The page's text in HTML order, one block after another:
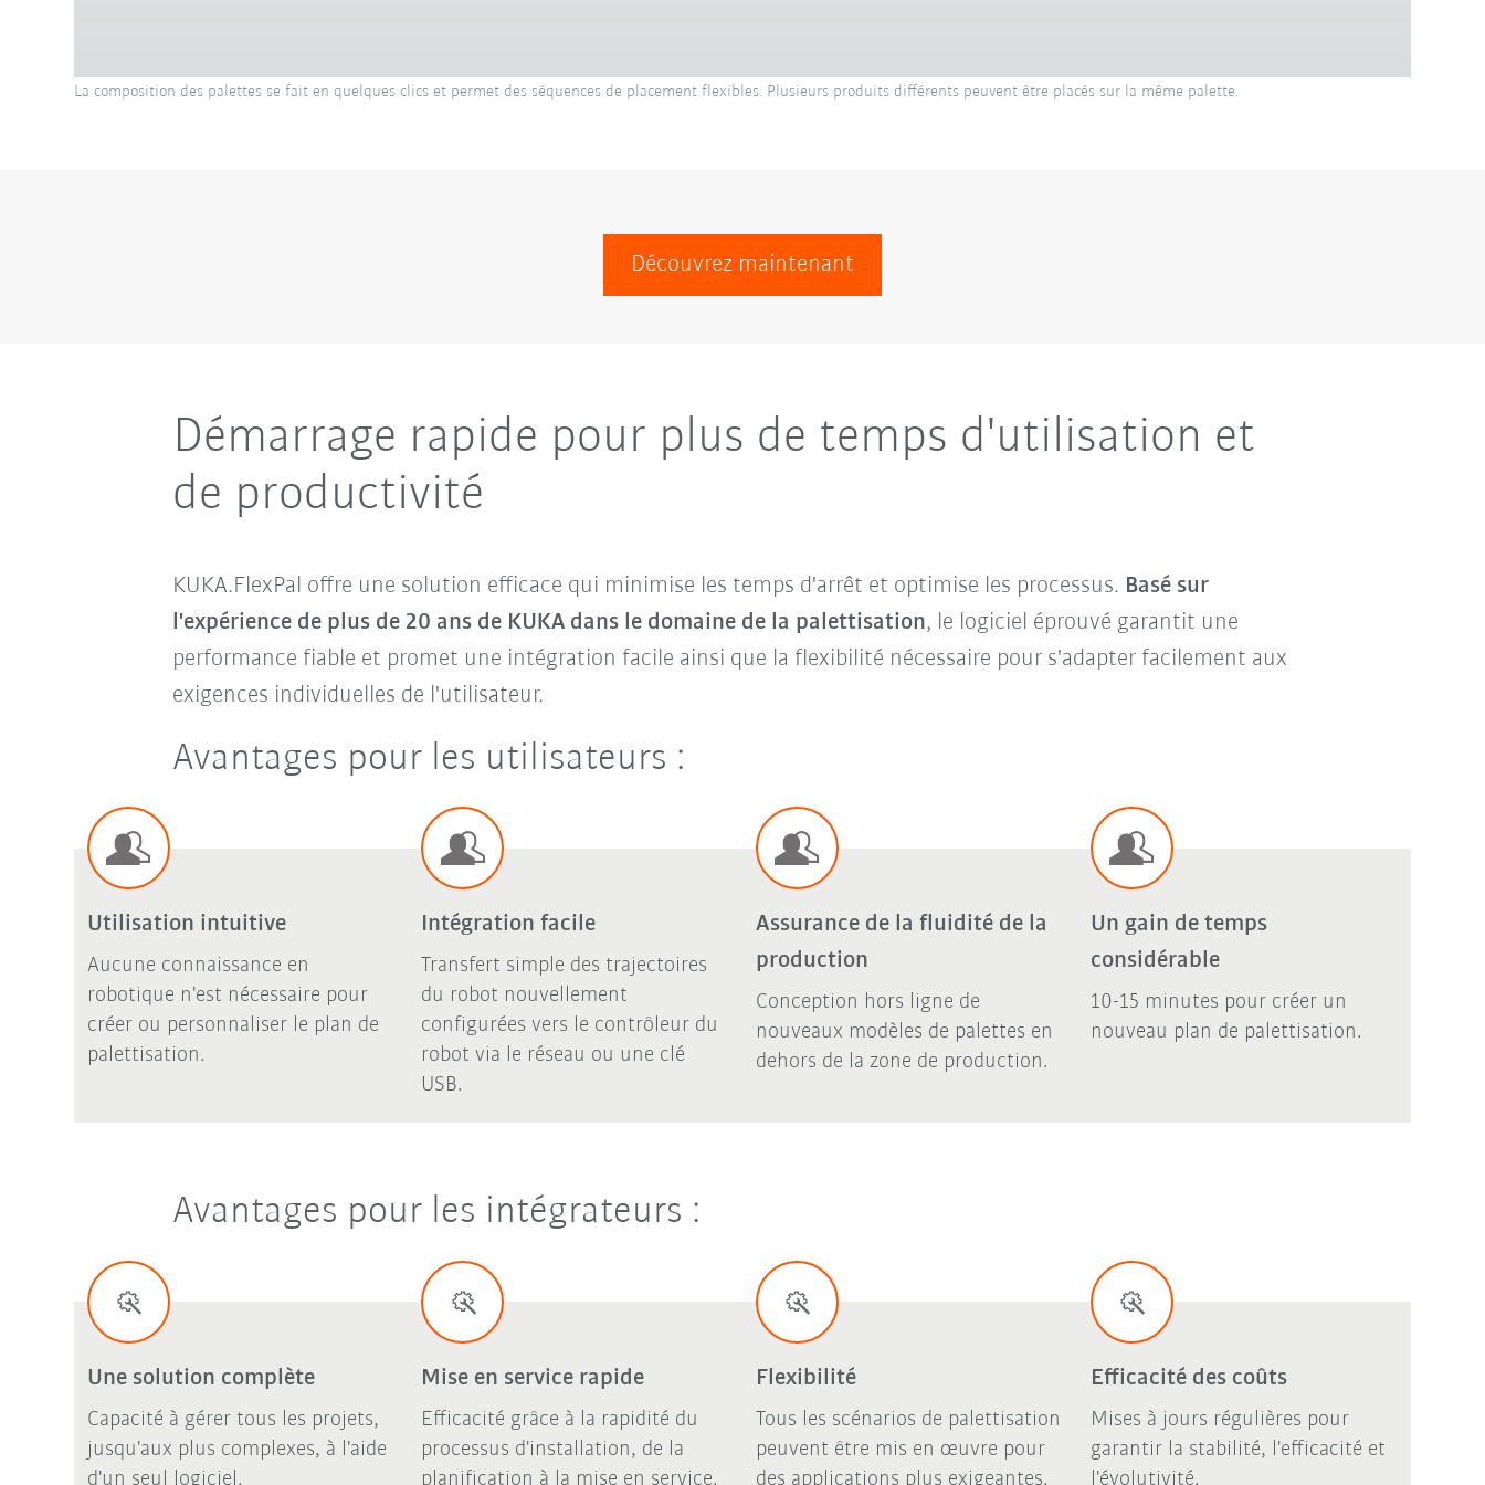
La composition des palettes se fait en quelques clics et permet des séquences de placement flexibles. Plusieurs produits différents peuvent être placés sur la même palette.
Découvrez maintenant
Démarrage rapide pour plus de temps d'utilisation et
de productivité
KUKA.FlexPal offre une solution efficace qui minimise les temps d'arrêt et optimise les processus. Basé sur
l'expérience de plus de 20 ans de KUKA dans le domaine de la palettisation, le logiciel éprouvé garantit une
performance fiable et promet une intégration facile ainsi que la flexibilité nécessaire pour s'adapter facilement aux
exigences individuelles de l'utilisateur.
Avantages pour les utilisateurs :
Utilisation intuitive
Aucune connaissance en
robotique n'est nécessaire pour
créer ou personnaliser le plan de
palettisation.
Intégration facile
Transfert simple des trajectoires
du robot nouvellement
configurées vers le contrôleur du
robot via le réseau ou une clé
USB.
Assurance de la fluidité de la
production
Conception hors ligne de
nouveaux modèles de palettes en
dehors de la zone de production.
Un gain de temps
considérable
10-15 minutes pour créer un
nouveau plan de palettisation.
Avantages pour les intégrateurs :
Une solution complète
Capacité à gérer tous les projets,
jusqu'aux plus complexes, à l'aide
d'un seul logiciel.
Mise en service rapide
Efficacité grâce à la rapidité du
processus d'installation, de la
planification à la mise en service.
Flexibilité
Tous les scénarios de palettisation
peuvent être mis en œuvre pour
des applications plus exigeantes.
Efficacité des coûts
Mises à jours régulières pour
garantir la stabilité, l'efficacité et
l'évolutivité.